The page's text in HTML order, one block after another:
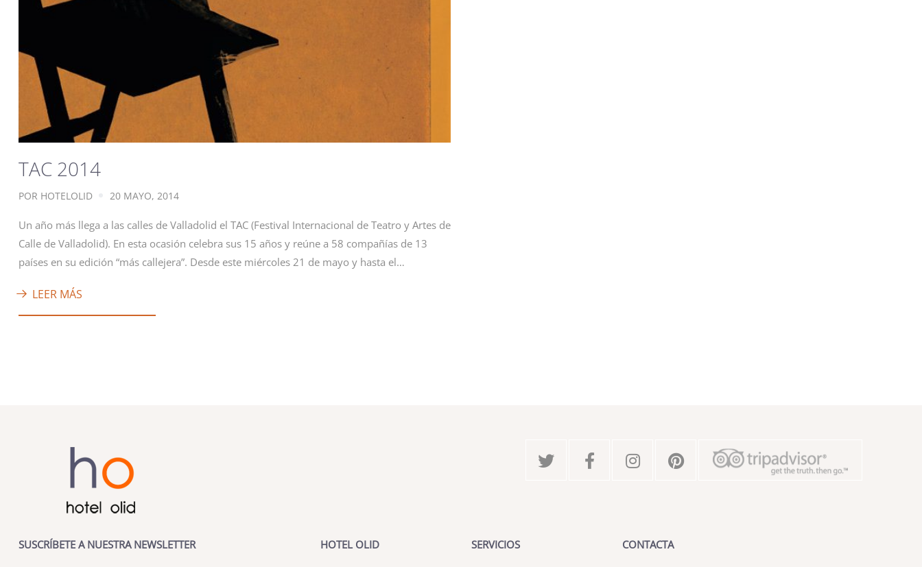
TAC 2014
POR HOTELOLID 20 MAYO, 2014
Un año más llega a las calles de Valladolid el TAC (Festival Internacional de Teatro y Artes de
Calle de Valladolid). En esta ocasión celebra sus 15 años y reúne a 58 compañías de 13
países en su edición “más callejera”. Desde este miércoles 21 de mayo y hasta el…
LEER MÁS
SUSCRÍBETE A NUESTRA NEWSLETTER HOTEL OLID SERVICIOS CONTACTA